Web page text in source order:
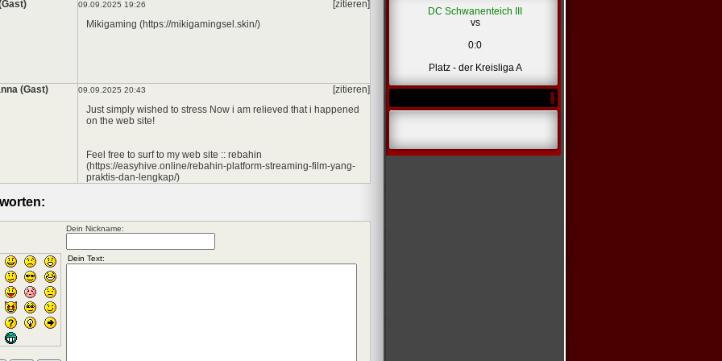
09.09.2025 19:26
[zitieren]
Mikigaming (https://mikigamingsel.skin/)
(Gast) 09.09.2025 20:43
[zitieren]
Just simply wished to stress Now i am relieved that i happened
on the web site!
Feel free to surf to my web site :: rebahin
(https://easyhive.online/rebahin-platform-streaming-film-yang-
praktis-dan-lengkap/)
Dein Nickname:
DC Schwanenteich III
vs
0:0
Platz - der Kreisliga A